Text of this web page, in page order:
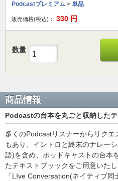
Podcastプレミアム > 単品
販売価格(税込)： 330 円
数量
商品情報
Podcastの台本を丸ごと収納した
多くのPodcastリスナーからリクエ
もあり、イントロと終末のナレー
語)を含め、ポッドキャストの台本
たテキストブッックをご用意いた
「LIve Conversation(ネイティブ同